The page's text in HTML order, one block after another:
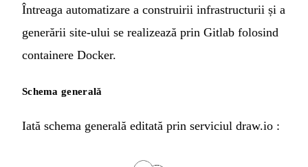
Întreaga automatizare a construirii infrastructurii și a
generării site-ului se realizează prin Gitlab folosind
containere Docker.
Schema generală
Iată schema generală editată prin serviciul draw.io :